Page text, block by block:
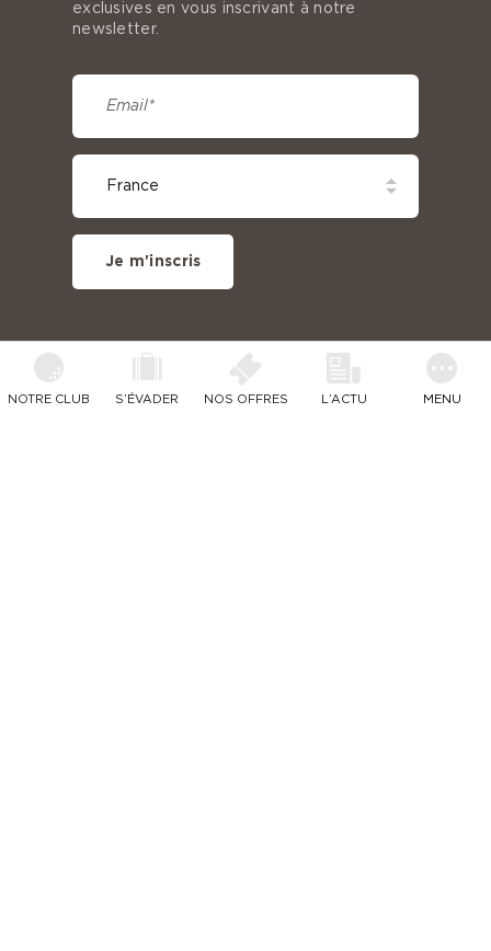
exclusives en vous inscrivant à notre
newsletter.
Je m'inscris
NOTRE CLUB S’ÉVADER NOS OFFRES L’ACTU MENU